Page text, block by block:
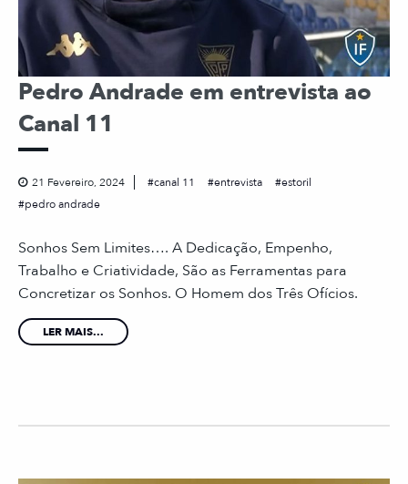
Pedro Andrade em entrevista ao
Canal 11
21 Fevereiro, 2024 canal 11 entrevista
estoril
pedro andrade
Sonhos Sem Limites…. A Dedicação, Empenho,
Trabalho e Criatividade, São as Ferramentas para
Concretizar os Sonhos. O Homem dos Três Ofícios.
LER MAIS...